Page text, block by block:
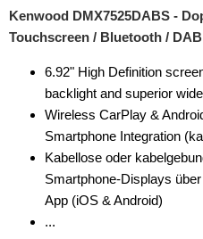
für Saab
für Saturn
für Scania
für Scion
für Seat
für Skoda
für Smart
Kenwood DMX7525DABS -
Touchscreen / Bluetooth /
6.92" High Definition
backlight and superior
Wireless CarPlay &
Smartphone Integration
Kabellose oder
Smartphone-Displays
App (iOS & Android)
...